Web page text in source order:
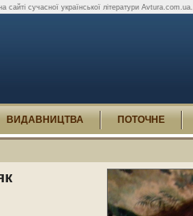
сайті сучасної української літератури Avtura.com.ua.
ВИДАВНИЦТВА ПОТОЧНЕ